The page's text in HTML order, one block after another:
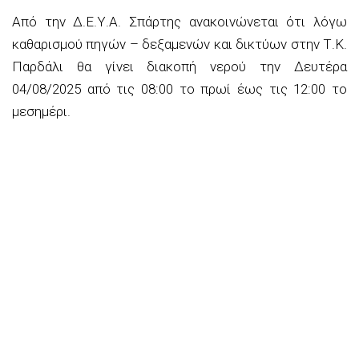
Από την Δ.Ε.Υ.Α. Σπάρτης ανακοινώνεται ότι λόγω
καθαρισμού πηγών – δεξαμενών και δικτύων στην Τ.Κ.
Παρδάλι θα γίνει διακοπή νερού την Δευτέρα
04/08/2025 από τις 08:00 το πρωί έως τις 12:00 το
μεσημέρι.